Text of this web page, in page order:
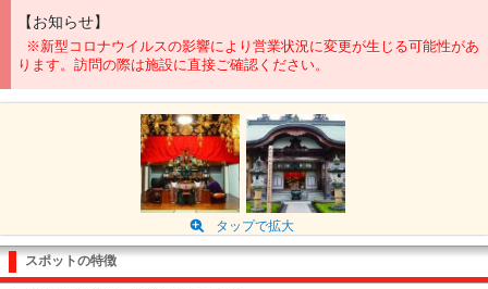
【お知らせ】
※新型コロナウイルスの影響により営業状況に変更が生じる可能性があ
ります。訪問の際は施設に直接ご確認ください。
タップで拡大
スポットの特徴